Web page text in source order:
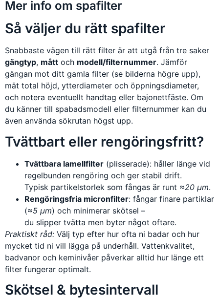
Mer info om spafilter
Så väljer du rätt spafilter
Snabbaste vägen till rätt filter är att utgå från tre saker
gängtyp, mått och modell/filternummer. Jämför
gängan mot ditt gamla filter (se bilderna högre upp),
mät total höjd, ytterdiameter och öppningsdiameter,
och notera eventuellt handtag eller bajonettfäste. Om
du känner till spabadsmodell eller filternummer kan du
även använda sökrutan högst upp.
Tvättbart eller rengöringsfritt?
Tvättbara lamellfilter (plisserade): håller länge vid
regelbunden rengöring och ger stabil drift.
Typisk partikelstorlek som fångas är runt ≈20 µm.
Rengöringsfria micronfilter: fångar finare partiklar
(≈5 µm) och minimerar skötsel –
du slipper tvätta men byter något oftare.
Praktiskt råd: Välj typ efter hur ofta ni badar och hur
mycket tid ni vill lägga på underhåll. Vattenkvalitet,
badvanor och keminivåer påverkar alltid hur länge ett
filter fungerar optimalt.
Skötsel & bytesintervall